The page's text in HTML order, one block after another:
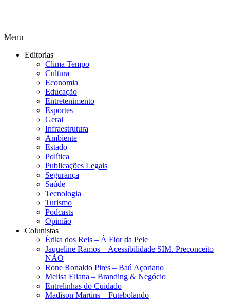
Menu
Editorias
Clima Tempo
Cultura
Economia
Educação
Entretenimento
Esportes
Geral
Infraestrutura
Ambiente
Estado
Política
Publicações Legais
Segurança
Saúde
Tecnologia
Turismo
Podcasts
Opinião
Colunistas
Érika dos Reis​ – À Flor da Pele
Jaqueline Ramos – Acessibilidade SIM. Preconceito
NÃO
Rone Ronaldo Pires – Baú Açoriano
Melisa Eliana – Branding & Negócio
Entrelinhas do Cuidado
Madison Martins – Futebolando